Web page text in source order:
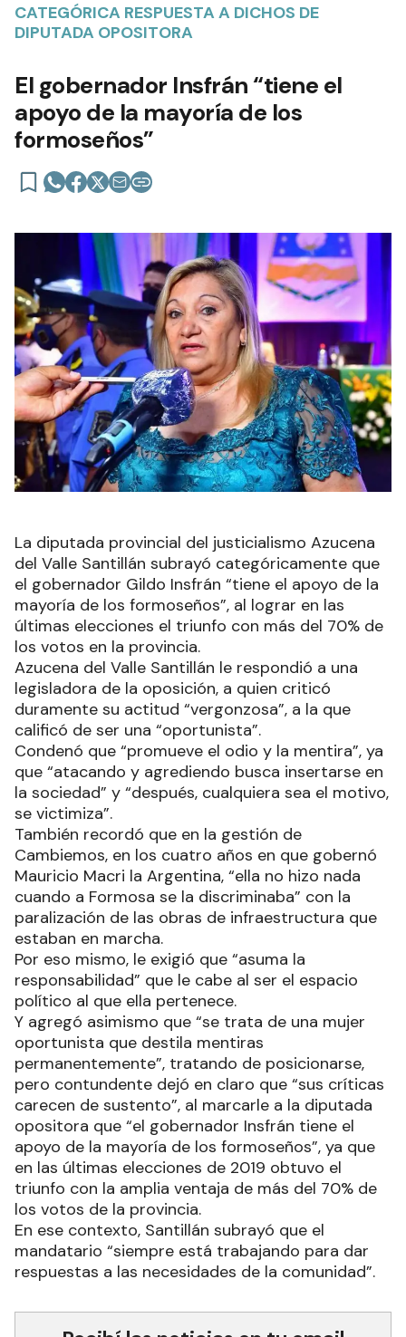
CATEGÓRICA RESPUESTA A DICHOS DE
DIPUTADA OPOSITORA
El gobernador Insfrán “tiene el
apoyo de la mayoría de los
formoseños”
La diputada provincial del justicialismo Azucena
del Valle Santillán subrayó categóricamente que
el gobernador Gildo Insfrán “tiene el apoyo de la
mayoría de los formoseños”, al lograr en las
últimas elecciones el triunfo con más del 70% de
los votos en la provincia.
Azucena del Valle Santillán le respondió a una
legisladora de la oposición, a quien criticó
duramente su actitud “vergonzosa”, a la que
calificó de ser una “oportunista”.
Condenó que “promueve el odio y la mentira”, ya
que “atacando y agrediendo busca insertarse en
la sociedad” y “después, cualquiera sea el motivo,
se victimiza”.
También recordó que en la gestión de
Cambiemos, en los cuatro años en que gobernó
Mauricio Macri la Argentina, “ella no hizo nada
cuando a Formosa se la discriminaba” con la
paralización de las obras de infraestructura que
estaban en marcha.
Por eso mismo, le exigió que “asuma la
responsabilidad” que le cabe al ser el espacio
político al que ella pertenece.
Y agregó asimismo que “se trata de una mujer
oportunista que destila mentiras
permanentemente”, tratando de posicionarse,
pero contundente dejó en claro que “sus críticas
carecen de sustento”, al marcarle a la diputada
opositora que “el gobernador Insfrán tiene el
apoyo de la mayoría de los formoseños”, ya que
en las últimas elecciones de 2019 obtuvo el
triunfo con la amplia ventaja de más del 70% de
los votos de la provincia.
En ese contexto, Santillán subrayó que el
mandatario “siempre está trabajando para dar
respuestas a las necesidades de la comunidad”.